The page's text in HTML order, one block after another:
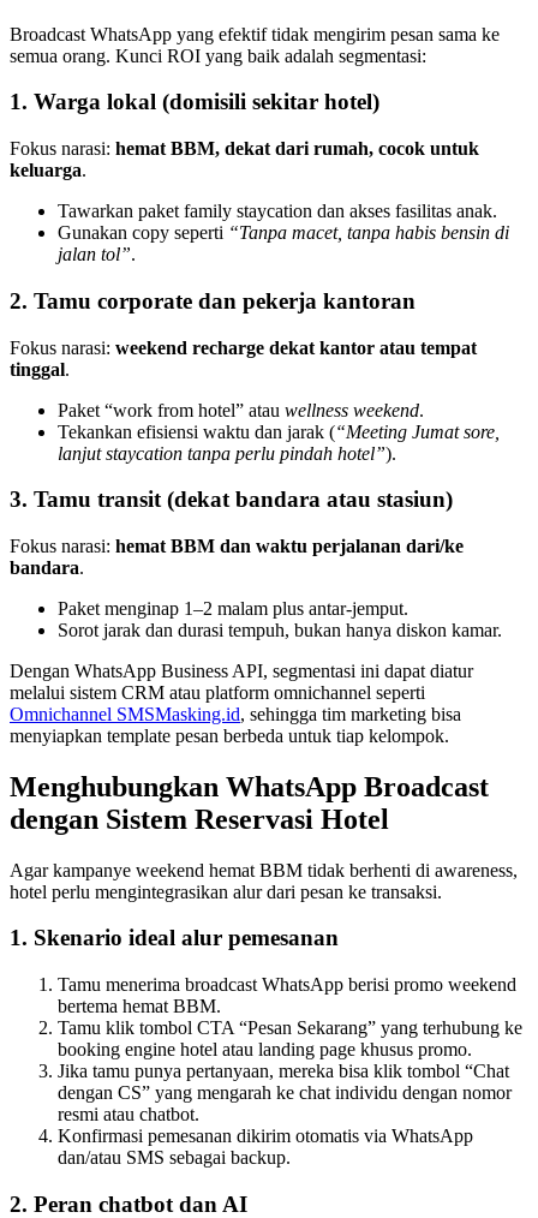
Broadcast WhatsApp yang efektif tidak mengirim pesan sama ke
semua orang. Kunci ROI yang baik adalah segmentasi:
1. Warga lokal (domisili sekitar hotel)
Fokus narasi: hemat BBM, dekat dari rumah, cocok untuk
keluarga.
Tawarkan paket family staycation dan akses fasilitas anak.
Gunakan copy seperti “Tanpa macet, tanpa habis bensin di
jalan tol”.
2. Tamu corporate dan pekerja kantoran
Fokus narasi: weekend recharge dekat kantor atau tempat
tinggal.
Paket “work from hotel” atau wellness weekend.
Tekankan efisiensi waktu dan jarak (“Meeting Jumat sore,
lanjut staycation tanpa perlu pindah hotel”).
3. Tamu transit (dekat bandara atau stasiun)
Fokus narasi: hemat BBM dan waktu perjalanan dari/ke
bandara.
Paket menginap 1–2 malam plus antar-jemput.
Sorot jarak dan durasi tempuh, bukan hanya diskon kamar.
Dengan WhatsApp Business API, segmentasi ini dapat diatur
Omnichannel SMSMasking.id, sehingga tim marketing bisa
menyiapkan template pesan berbeda untuk tiap kelompok.
Menghubungkan WhatsApp Broadcast
dengan Sistem Reservasi Hotel
Agar kampanye weekend hemat BBM tidak berhenti di awareness,
hotel perlu mengintegrasikan alur dari pesan ke transaksi.
1. Skenario ideal alur pemesanan
Tamu menerima broadcast WhatsApp berisi promo weekend
bertema hemat BBM.
Tamu klik tombol CTA “Pesan Sekarang” yang terhubung ke
booking engine hotel atau landing page khusus promo.
Jika tamu punya pertanyaan, mereka bisa klik tombol “Chat
dengan CS” yang mengarah ke chat individu dengan nomor
resmi atau chatbot.
Konfirmasi pemesanan dikirim otomatis via WhatsApp
dan/atau SMS sebagai backup.
2. Peran chatbot dan AI